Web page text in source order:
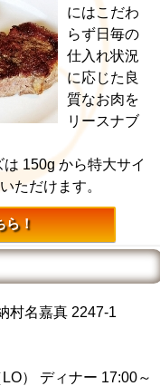
にはこだわ
らず日毎の
仕入れ状況
に応じた良
質なお肉を
リースナブ
150g から特大サイ
ただけます。
ら！
村名嘉真 2247-1
） ディナー 17:00～